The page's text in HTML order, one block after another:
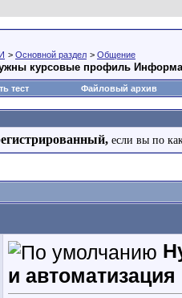
> Основной раздел > Общение
курсовые профиль
тест Файловый архив
если вы по
и автоматизация